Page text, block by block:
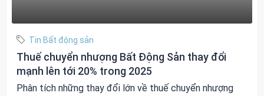
Tin Bất động sản
Thuế chuyển nhượng Bất Động Sản thay đổi
mạnh lên tới 20% trong 2025
Phân tích những thay đổi lớn về thuế chuyển nhượng